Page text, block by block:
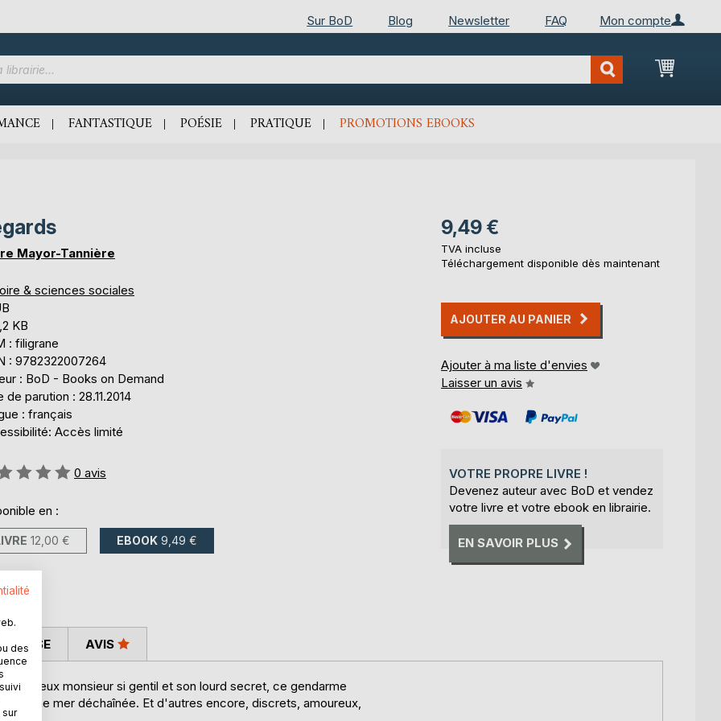
Mon compte
Sur BoD Blog Newsletter FAQ
Mon
FANTASTIQUE POÉSIE PRATIQUE PROMOTIONS EBOOKS
Mayor-Tannière
& sciences sociales
KB
: filigrane
: 9782322007264
: BoD - Books on Demand
de parution : 28.11.2014
: français
Accès limité
0 avis
en :
12,00 € EBOOK 9,49 €
9,49 €
TVA incluse
Téléchargement disponible dès maintenant
AJOUTER AU PANIER
Ajouter à ma liste d'envies
Laisser un avis
VOTRE PROPRE LIVRE !
Devenez auteur avec BoD et vendez
votre livre et votre ebook en librairie.
EN SAVOIR PLUS
ce vieux monsieur si gentil et son lourd secret, ce gendarme
à une mer déchaînée. Et d'autres encore, discrets, amoureux,
AVIS
des